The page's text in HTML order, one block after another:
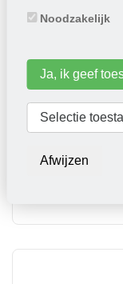
Noodzakelijk
Ja, ik geef
Selectie
Afwijzen